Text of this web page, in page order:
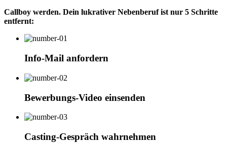
Callboy werden. Dein lukrativer Nebenberuf ist nur 5 Schritte
entfernt:
Info-Mail anfordern
Bewerbungs-Video einsenden
Casting-Gespräch wahrnehmen